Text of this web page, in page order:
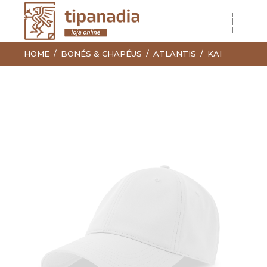
HOME BONÉS & CHAPÉUS ATLANTIS KAI